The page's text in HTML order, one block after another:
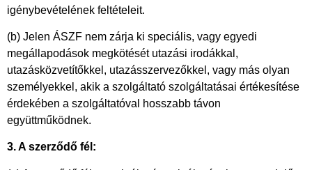
igénybevételének feltételeit.
(b) Jelen ÁSZF nem zárja ki speciális, vagy egyedi
megállapodások megkötését utazási irodákkal,
utazásközvetítőkkel, utazásszervezőkkel, vagy más olyan
személyekkel, akik a szolgáltató szolgáltatásai értékesítése
érdekében a szolgáltatóval hosszabb távon
együttműködnek.
3. A szerződő fél: